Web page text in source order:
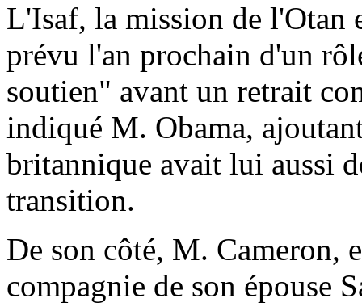
L'Isaf, la mission de l'Otan
prévu l'an prochain d'un
soutien" avant un retrait
indiqué M. Obama,
britannique avait lui aussi
transition.
De son côté, M. Cameron,
compagnie de son épouse